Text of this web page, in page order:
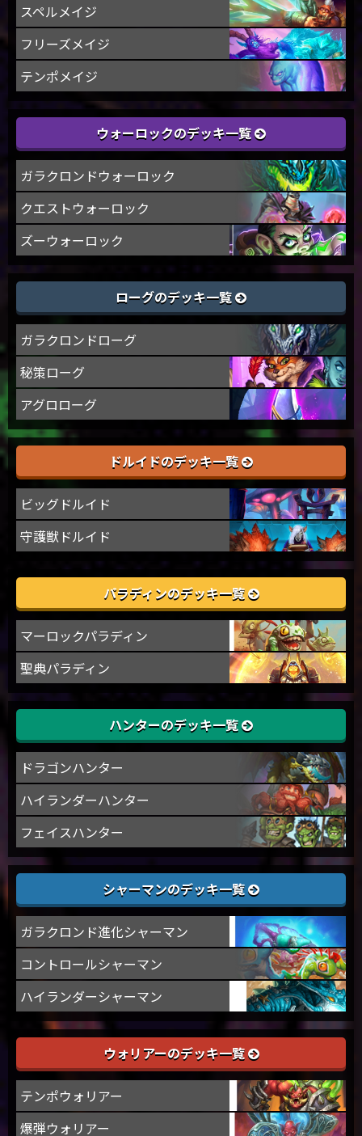
スペルメイジ
フリーズメイジ
テンポメイジ
ウォーロックのデッキ一覧
ガラクロンドウォーロック
クエストウォーロック
ズーウォーロック
ローグのデッキ一覧
ガラクロンドローグ
秘策ローグ
アグロローグ
ドルイドのデッキ一覧
ビッグドルイド
守護獣ドルイド
パラディンのデッキ一覧
マーロックパラディン
聖典パラディン
ハンターのデッキ一覧
ドラゴンハンター
ハイランダーハンター
フェイスハンター
シャーマンのデッキ一覧
ガラクロンド進化シャーマン
コントロールシャーマン
ハイランダーシャーマン
ウォリアーのデッキ一覧
テンポウォリアー
爆弾ウォリアー